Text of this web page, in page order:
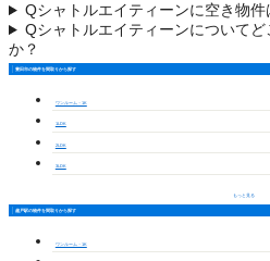
Qシャトルエイティーンに空き物件
Qシャトルエイティーンについて
か？
豊田市の物件を間取りから探す
ワンルーム・1K
1LDK
2LDK
3LDK
もっと見る
越戸駅の物件を間取りから探す
ワンルーム・1K